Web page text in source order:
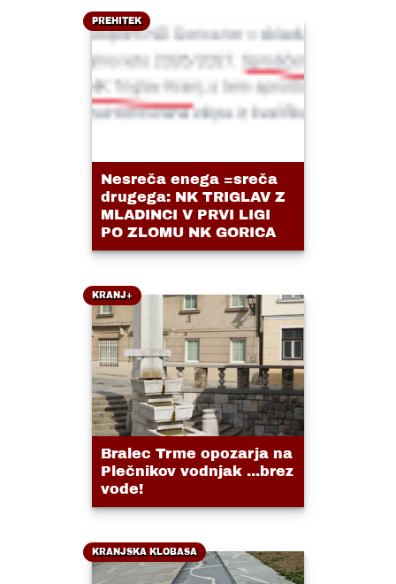
PREHITEK
Nesreča enega =sreča
drugega: NK TRIGLAV Z
MLADINCI V PRVI LIGI
PO ZLOMU NK GORICA
KRANJ+
Bralec Trme opozarja na
Plečnikov vodnjak ...brez
vode!
KRANJSKA KLOBASA